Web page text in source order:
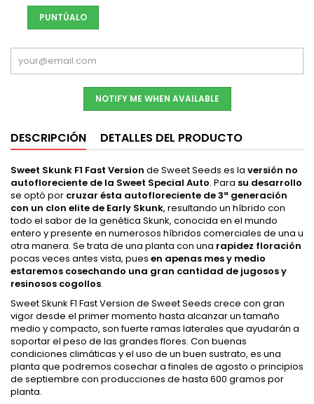
PUNTÚALO
NOTIFY ME WHEN AVAILABLE
DESCRIPCIÓN DETALLES DEL PRODUCTO
Sweet Skunk F1 Fast Version de Sweet Seeds es la versión no
autofloreciente de la Sweet Special Auto. Para su desarrollo
se optó por cruzar ésta autofloreciente de 3ª generación
con un clon elite de Early Skunk, resultando un híbrido con
todo el sabor de la genética Skunk, conocida en el mundo
entero y presente en numerosos híbridos comerciales de una u
otra manera. Se trata de una planta con una rapidez floración
pocas veces antes vista, pues en apenas mes y medio
estaremos cosechando una gran cantidad de jugosos y
resinosos cogollos.
Sweet Skunk F1 Fast Version de Sweet Seeds crece con gran
vigor desde el primer momento hasta alcanzar un tamaño
medio y compacto, son fuerte ramas laterales que ayudarán a
soportar el peso de las grandes flores. Con buenas
condiciones climáticas y el uso de un buen sustrato, es una
planta que podremos cosechar a finales de agosto o principios
de septiembre con producciones de hasta 600 gramos por
planta.